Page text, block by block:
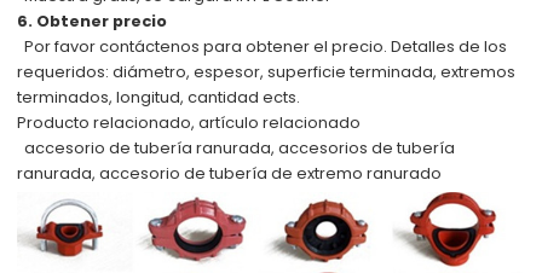
6. Obtener precio
Por favor contáctenos para obtener el precio. Detalles de los
requeridos: diámetro, espesor, superficie terminada, extremos
terminados, longitud, cantidad ects.
Producto relacionado, artículo relacionado
accesorio de tubería ranurada, accesorios de tubería
ranurada, accesorio de tubería de extremo ranurado